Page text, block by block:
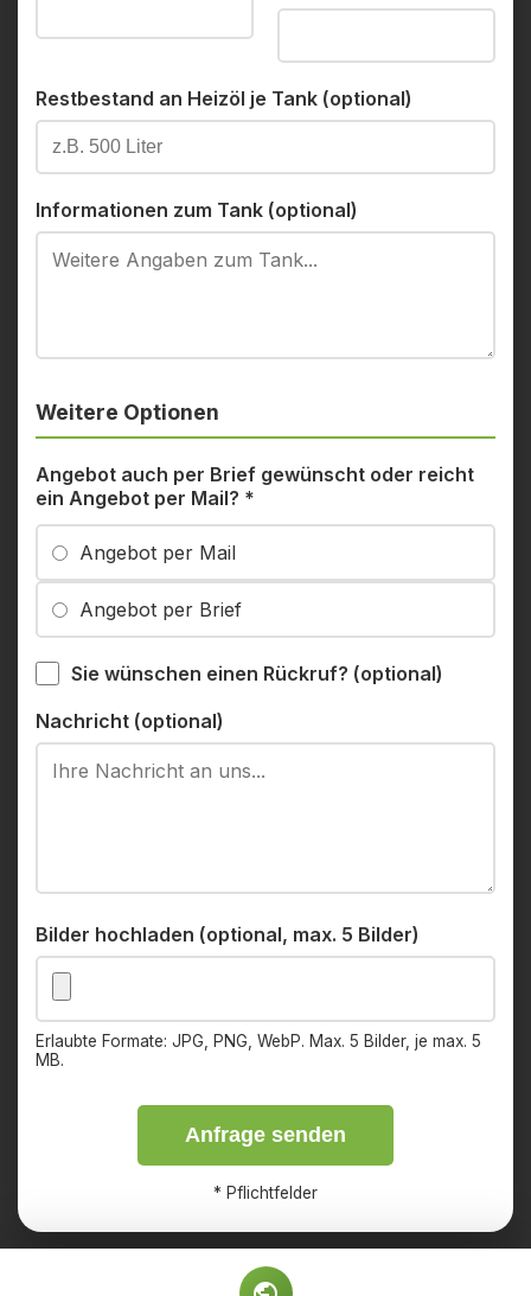
Restbestand an Heizöl je Tank (optional)
Informationen zum Tank (optional)
Weitere Optionen
Angebot auch per Brief gewünscht oder reicht
ein Angebot per Mail? *
Angebot per Mail
Angebot per Brief
Sie wünschen einen Rückruf? (optional)
Nachricht (optional)
Bilder hochladen (optional, max. 5 Bilder)
Erlaubte Formate: JPG, PNG, WebP. Max. 5 Bilder, je max. 5
MB.
Anfrage senden
* Pflichtfelder